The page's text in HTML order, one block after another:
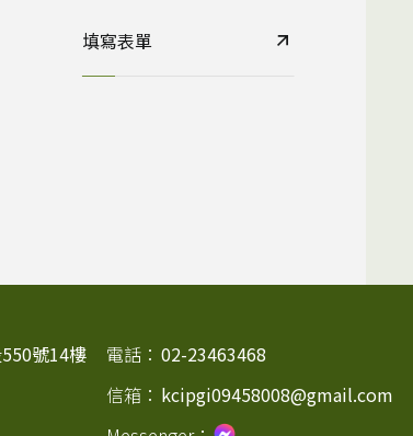
填寫表單
號14樓 電話： 02-23463468
信箱： kcipgi09458008@gmail.com